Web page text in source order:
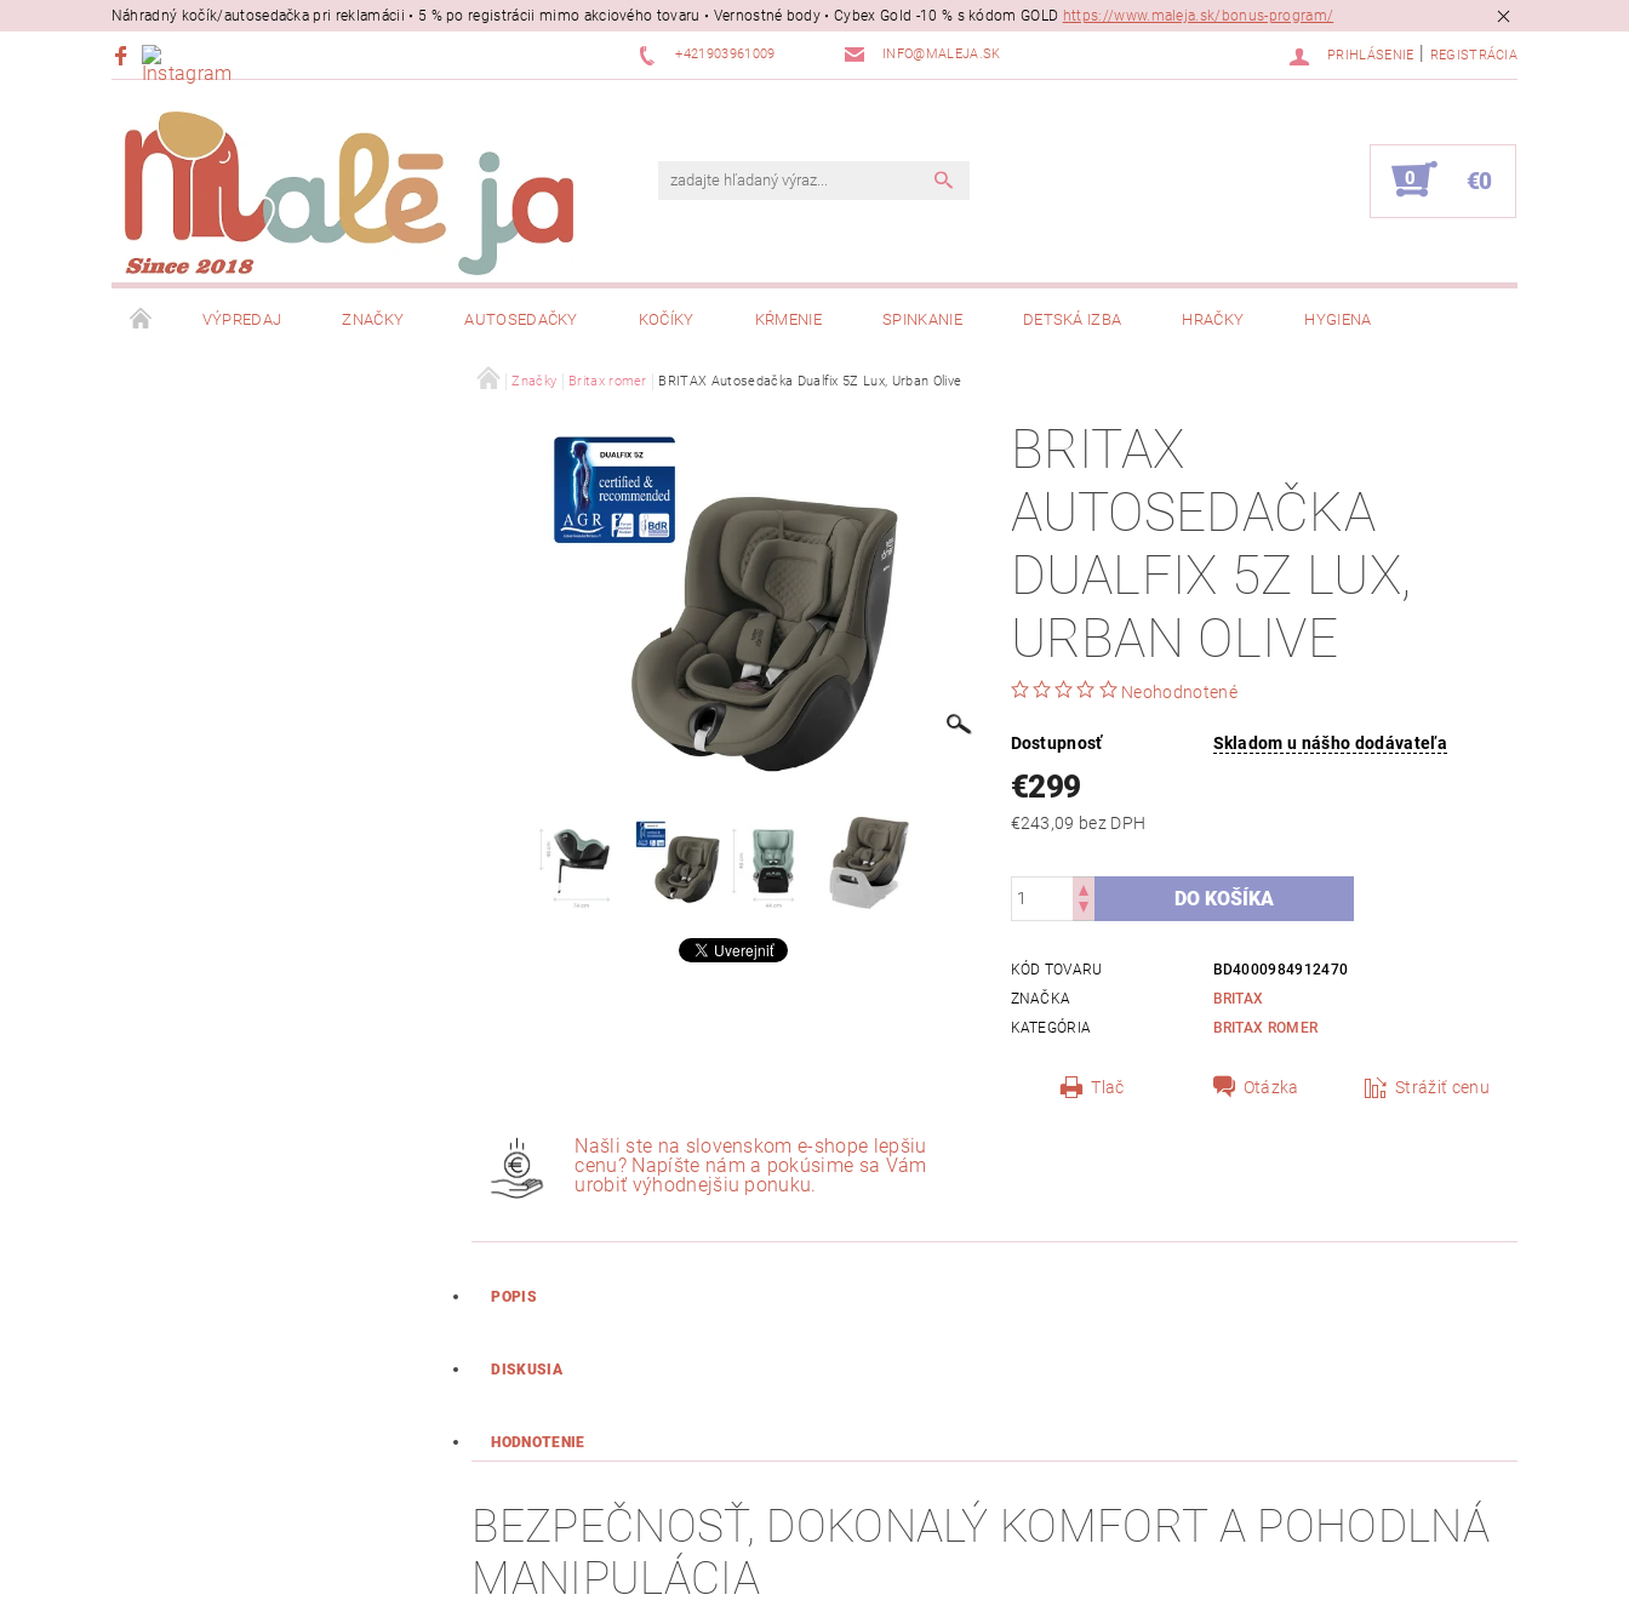
Náhradný kočík/autosedačka pri reklamácii • 5 % po registrácii mimo akciového tovaru • Vernostné body • Cybex Gold -10 % s kódom GOLD https://www.maleja.sk/bonus-program/
+421903961009 INFO@MALEJA.SK PRIHLÁSENIE REGISTRÁCIA
0 €0
VÝPREDAJ ZNAČKY AUTOSEDAČKY KOČÍKY KŔMENIE SPINKANIE DETSKÁ IZBA HRAČKY HYGIENA
Značky Britax romer BRITAX Autosedačka Dualfix 5Z Lux, Urban Olive
BRITAX
AUTOSEDAČKA
DUALFIX 5Z LUX,
URBAN OLIVE
Neohodnotené
Dostupnosť Skladom u nášho dodávateľa
€299
€243,09 bez DPH
KÓD TOVARU
BD4000984912470
ZNAČKA
BRITAX
KATEGÓRIA
BRITAX ROMER
Tlač Otázka Strážiť cenu
Našli ste na slovenskom e-shope lepšiu
cenu? Napíšte nám a pokúsime sa Vám
urobiť výhodnejšiu ponuku.
POPIS
DISKUSIA
HODNOTENIE
BEZPEČNOSŤ, DOKONALÝ KOMFORT A POHODLNÁ
MANIPULÁCIA